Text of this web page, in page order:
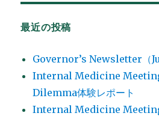
最近の投稿
Governor’s Newsletter（
Internal Medicine
Dilemma体験レポート
Internal Medicine